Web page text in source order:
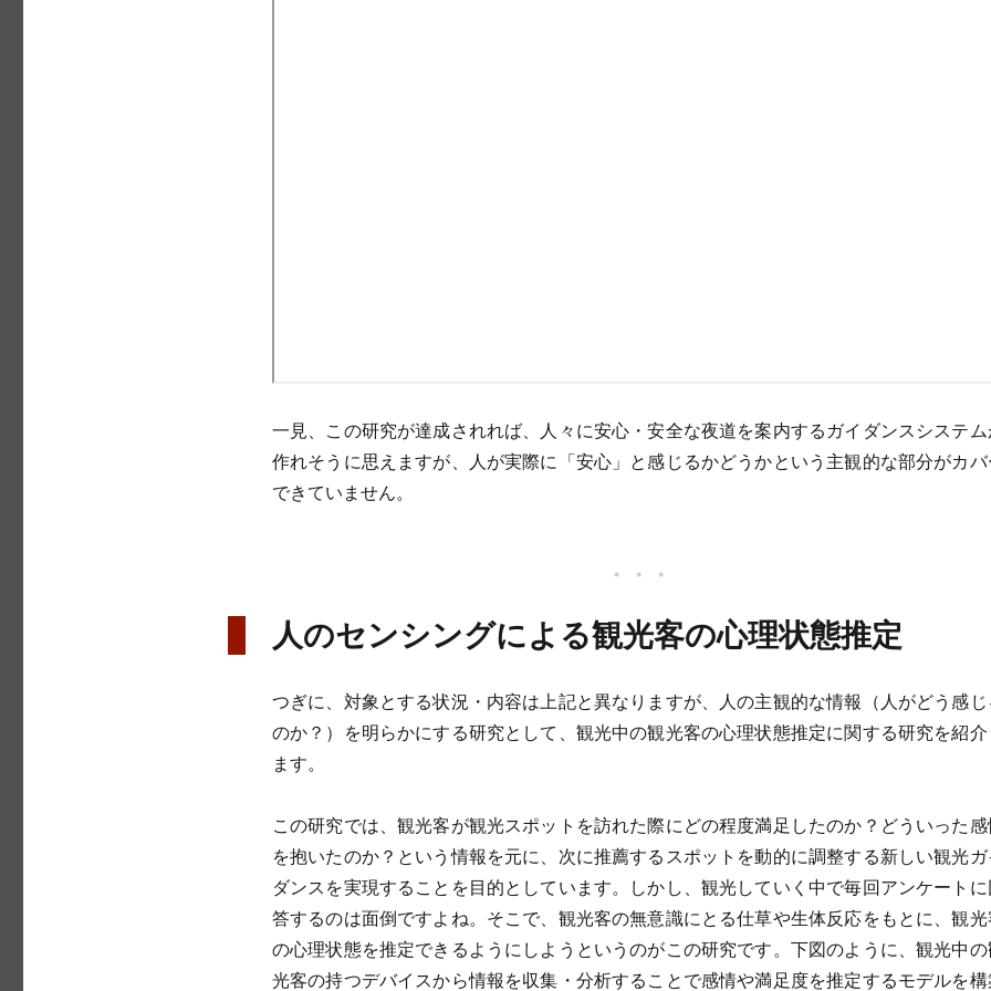
一見、この研究が達成されれば、人々に安心・安全な夜道を案内するガイダンスシステム
作れそうに思えますが、人が実際に「安心」と感じるかどうかという主観的な部分がカバ
できていません。
人のセンシングによる観光客の心理状態推定
つぎに、対象とする状況・内容は上記と異なりますが、人の主観的な情報（人がどう感じ
のか？）を明らかにする研究として、観光中の観光客の心理状態推定に関する研究を紹介
ます。
この研究では、観光客が観光スポットを訪れた際にどの程度満足したのか？どういった
を抱いたのか？という情報を元に、次に推薦するスポットを動的に調整する新しい観光
ダンスを実現することを目的としています。しかし、観光していく中で毎回アンケート
答するのは面倒ですよね。そこで、観光客の無意識にとる仕草や生体反応をもとに、観光
の心理状態を推定できるようにしようというのがこの研究です。下図のように、観光中の
光客の持つデバイスから情報を収集・分析することで感情や満足度を推定するモデルを構